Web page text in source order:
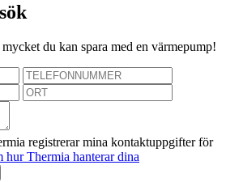
du kan spara med en värmepump!
registrerar mina kontaktuppgifter för
hur Thermia hanterar dina